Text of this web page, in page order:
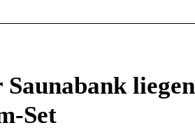
Set